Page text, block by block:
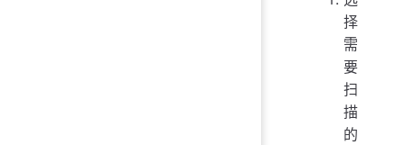
择
需
要
扫
描
的